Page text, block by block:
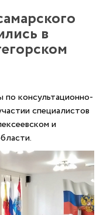
в
по консультационно-
специалистов
и